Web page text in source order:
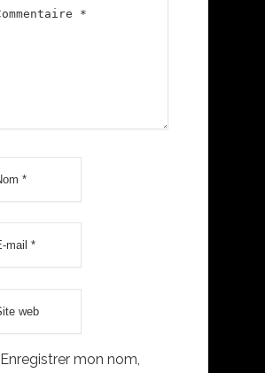
Enregistrer mon nom,